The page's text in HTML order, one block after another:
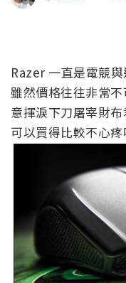
Razer 一直是電競
雖然價格往往非常
意揮淚下刀屠宰財
可以買得比較不心疼